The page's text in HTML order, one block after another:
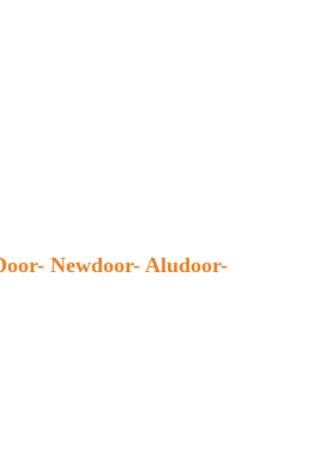
Newdoor- Aludoor-